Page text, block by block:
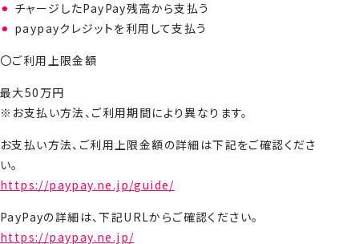
チャージしたPayPay残高から支払う
paypayクレジットを利用して支払う
〇ご利用上限金額
最大50万円
※お支払い方法、ご利用期間により異なります。
お支払い方法、ご利用上限金額の詳細は下記をご確認くださ
い。
https://paypay.ne.jp/guide/
PayPayの詳細は、下記URLからご確認ください。
https://paypay.ne.jp/